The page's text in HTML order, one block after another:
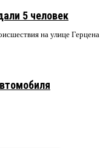
5 человек
на улице Герцена